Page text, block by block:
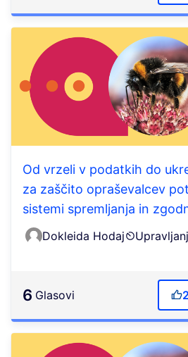
Od vrzeli v podatkih do
za zaščito opraševalcev
sistemi spremljanja in
Dokleida Hodaj
6 Glasovi 2